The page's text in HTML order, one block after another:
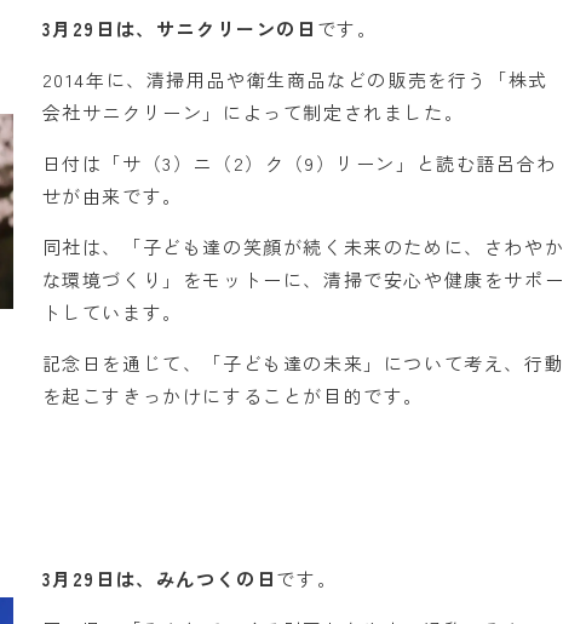
3月29日は、サニクリーンの日 です。
2014年に、清掃用品や衛生商品などの販売を行う「株式
会社サニクリーン」によって制定されました。
日付は「サ（3）ニ（2）ク（9）リーン」と読む語呂合わ
せが由来です。
同社は、「子ども達の笑顔が続く未来のために、さわやか
な環境づくり」をモットーに、清掃で安心や健康をサポー
トしています。
記念日を通じて、「子ども達の未来」について考え、行動
を起こすきっかけにすることが目的です。
3月29日は、みんつくの日です。